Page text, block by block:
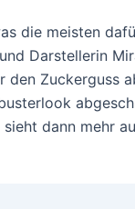
die meisten
Darstellerin
den Zuckerguss
dann mehr